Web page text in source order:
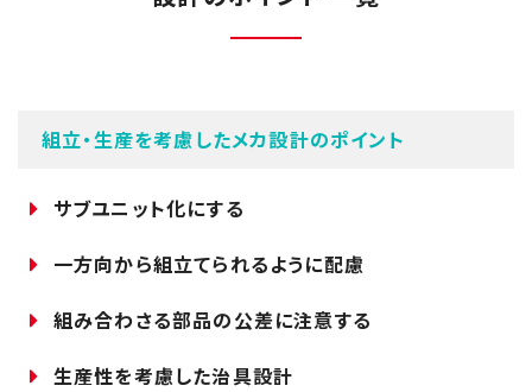
組立・生産を考慮したメカ設計のポイント
サブユニット化にする
一方向から組立てられるように配慮
組み合わさる部品の公差に注意する
生産性を考慮した治具設計